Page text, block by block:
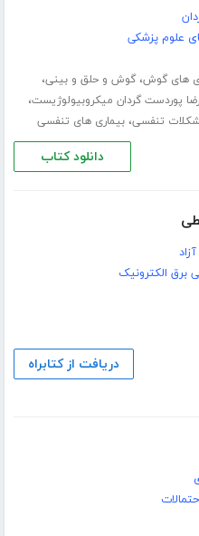
علوم پزشکی
های گوش،گوش و حلق و بینی،
رضا پوردست گردان میکروبیولوژیست،
تنفسی،بیماری های تنفسی
دانلود کتاب
برق الکترونیک
دریافت از کتابراه